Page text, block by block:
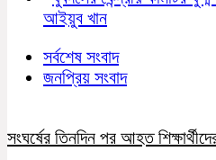
আইয়ুব খান
সর্বশেষ সংবাদ
জনপ্রিয় সংবাদ
সংঘর্ষের তিনদিন পর আহত